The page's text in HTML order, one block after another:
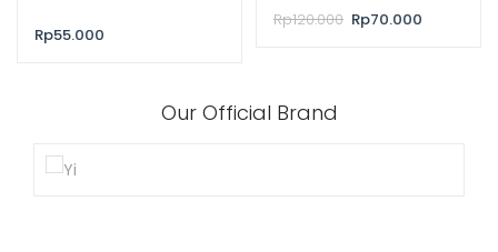
Rp55.000
Rp120.000 Rp70.000
Our Official Brand